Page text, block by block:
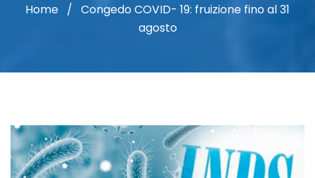
Home / Congedo COVID- 19: fruizione fino al 31
agosto